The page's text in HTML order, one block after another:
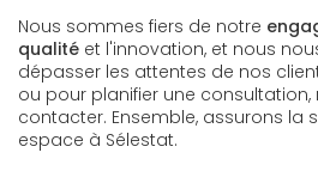
Nous sommes fiers de notre
qualité et l'innovation, et nous
dépasser les attentes de nos
ou pour planifier une
contacter. Ensemble, assurons la
espace à Sélestat.